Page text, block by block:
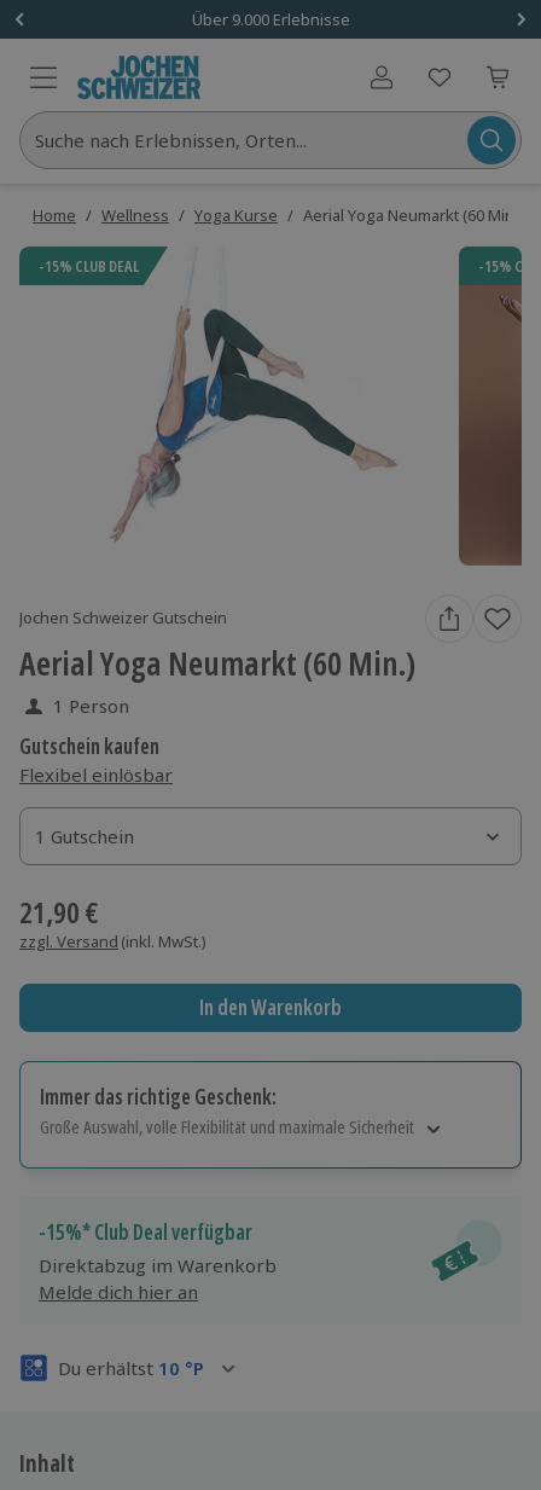
Über 9.000 Erlebnisse
Benutzerkonto
Suche nach Erlebnissen, Orten...
Home / Wellness / Yoga Kurse / Aerial Yoga Neumarkt (60 Min.)
-15% CLUB DEAL -15%
Jochen Schweizer Gutschein
Aerial Yoga Neumarkt (60 Min.)
1 Person
Gutschein kaufen
Flexibel einlösbar
1 Gutschein
1 Gutschein
1 Gutschein
21,90 €
zzgl. Versand (inkl. MwSt.)
In den Warenkorb
Immer das richtige Geschenk:
Große Auswahl, volle Flexibilität und maximale Sicherheit
Jeder Gutschein für alle Erlebnisse einlösbar.
Maximale Sicherheit
3 Jahre gültig & verlängerbar.
-15%* Club Deal verfügbar
Direktabzug im Warenkorb
Melde dich hier an
Du erhältst 10 °P
Inhalt